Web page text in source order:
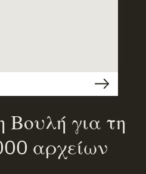
Βουλή για τη
αρχείων